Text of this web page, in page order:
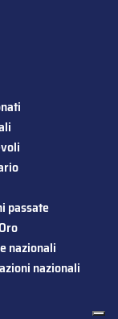
passate
nazionali
nazionali